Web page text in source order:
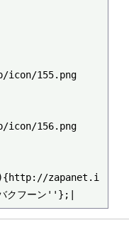
icon/155.png
icon/156.png
zapanet.i